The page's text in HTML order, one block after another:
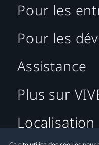
Pour les
Pour les
Assistance
Plus sur
Localisation